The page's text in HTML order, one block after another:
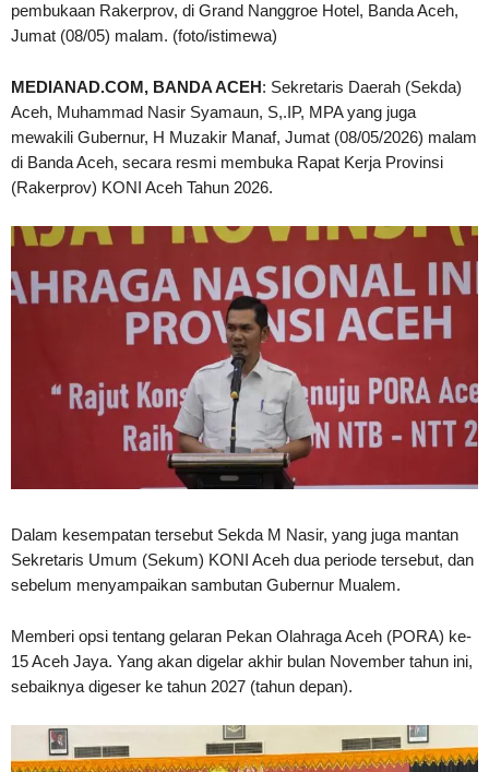
pembukaan Rakerprov, di Grand Nanggroe Hotel, Banda Aceh,
Jumat (08/05) malam. (foto/istimewa)
MEDIANAD.COM, BANDA ACEH: Sekretaris Daerah (Sekda)
Aceh, Muhammad Nasir Syamaun, S,.IP, MPA yang juga
mewakili Gubernur, H Muzakir Manaf, Jumat (08/05/2026) malam
di Banda Aceh, secara resmi membuka Rapat Kerja Provinsi
(Rakerprov) KONI Aceh Tahun 2026.
Dalam kesempatan tersebut Sekda M Nasir, yang juga mantan
Sekretaris Umum (Sekum) KONI Aceh dua periode tersebut, dan
sebelum menyampaikan sambutan Gubernur Mualem.
Memberi opsi tentang gelaran Pekan Olahraga Aceh (PORA) ke-
15 Aceh Jaya. Yang akan digelar akhir bulan November tahun ini,
sebaiknya digeser ke tahun 2027 (tahun depan).